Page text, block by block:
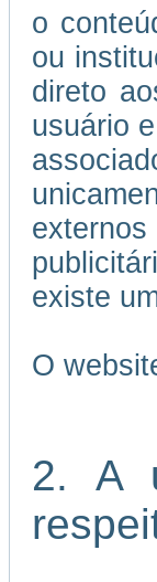
o
ou
direto
usuário
existe
O
2. A